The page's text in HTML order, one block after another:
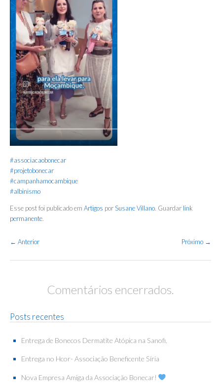
#associacaobonecar
#projetobonecar
#campanhamocambique
#albinismo
Esse post foi publicado em Artigos porSusane Villano. Guardar link
permanente.
Navegação
← Anterior Próximo →
Comentários encerrados.
Posts recentes
Entrega de Bonecos Dermatite Atópica na Sanofi.
Entrega no Hcor- Associação Beneficente Síria
Nova Empresa Amiga da Associação Bonecar!